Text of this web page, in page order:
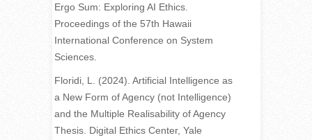
Ergo Sum: Exploring AI Ethics.
Proceedings of the 57th Hawaii
International Conference on System
Sciences.
Floridi, L. (2024). Artificial Intelligence as
a New Form of Agency (not Intelligence)
and the Multiple Realisability of Agency
Thesis. Digital Ethics Center, Yale